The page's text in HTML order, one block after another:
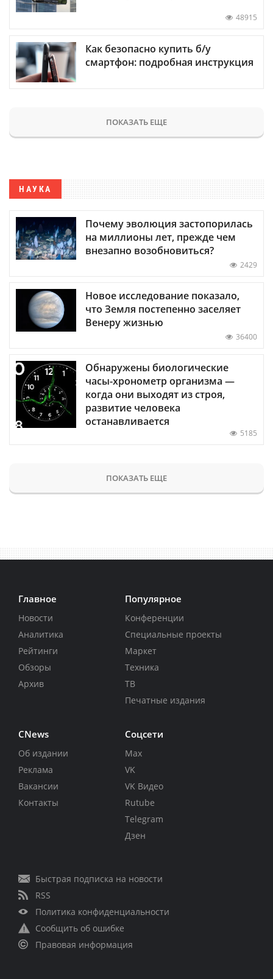
48915
Как безопасно купить б/у
смартфон: подробная инструкция
ПОКАЗАТЬ ЕЩЕ
НАУКА
Почему эволюция застопорилась
на миллионы лет, прежде чем
внезапно возобновиться?
2429
Новое исследование показало,
что Земля постепенно заселяет
Венеру жизнью
36400
Обнаружены биологические
часы-хронометр организма —
когда они выходят из строя,
развитие человека
останавливается
5185
ПОКАЗАТЬ ЕЩЕ
Главное
Новости
Аналитика
Рейтинги
Обзоры
Архив
Популярное
Конференции
Специальные проекты
Маркет
Техника
ТВ
Печатные издания
CNews
Об издании
Реклама
Вакансии
Контакты
Соцсети
Max
VK
VK Видео
Rutube
Telegram
Дзен
Быстрая подписка на новости
RSS
Политика конфиденциальности
Сообщить об ошибке
Правовая информация